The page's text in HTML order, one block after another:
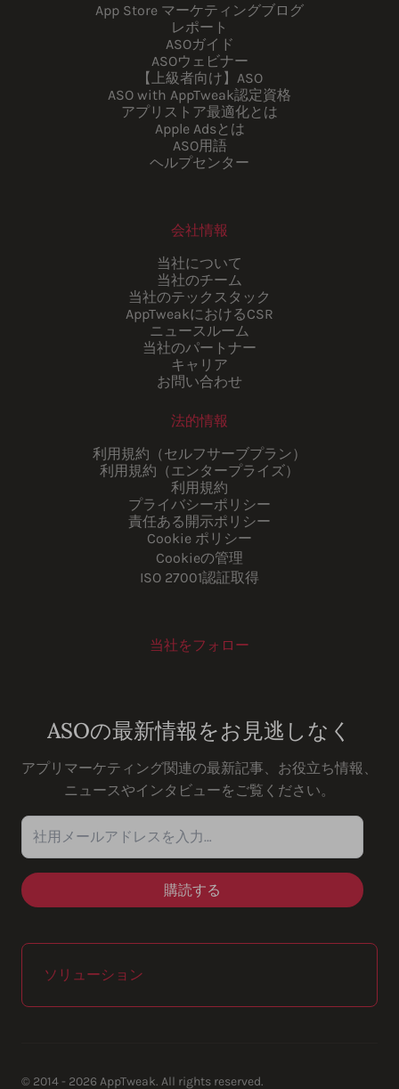
App Store マーケティングブログ
レポート
ASOガイド
ASOウェビナー
【上級者向け】ASO
ASO with AppTweak認定資格
アプリストア最適化とは
Apple Adsとは
ASO用語
ヘルプセンター
会社情報
当社について
当社のチーム
当社のテックスタック
AppTweakにおけるCSR
ニュースルーム
当社のパートナー
キャリア
お問い合わせ
法的情報
利用規約（セルフサーブプラン）
利用規約（エンタープライズ）
利用規約
プライバシーポリシー
責任ある開示ポリシー
Cookie ポリシー
Cookieの管理
ISO 27001認証取得
当社をフォロー
ASOの最新情報をお見逃しなく
アプリマーケティング関連の最新記事、お役立ち情報、
ニュースやインタビューをご覧ください。
社用メールアドレスを入力…
ソリューション
© 2014 - 2026 AppTweak. All rights reserved.